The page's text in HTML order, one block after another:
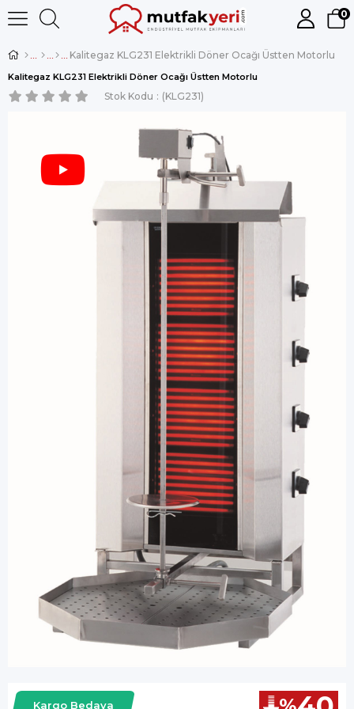
0
Kalitegaz KLG231 Elektrikli Döner Ocağı Üstten Motorlu
Kalitegaz KLG231 Elektrikli Döner Ocağı Üstten Motorlu
Stok Kodu (KLG231)
Kargo Bedava